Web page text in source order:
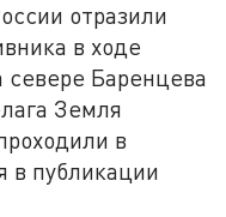
отразили
в ходе
Баренцева
Земля
в
в публикации